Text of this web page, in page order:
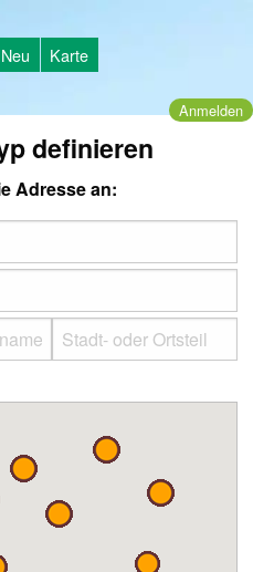
Neu Karte
Anmelden
definieren
Adresse an: